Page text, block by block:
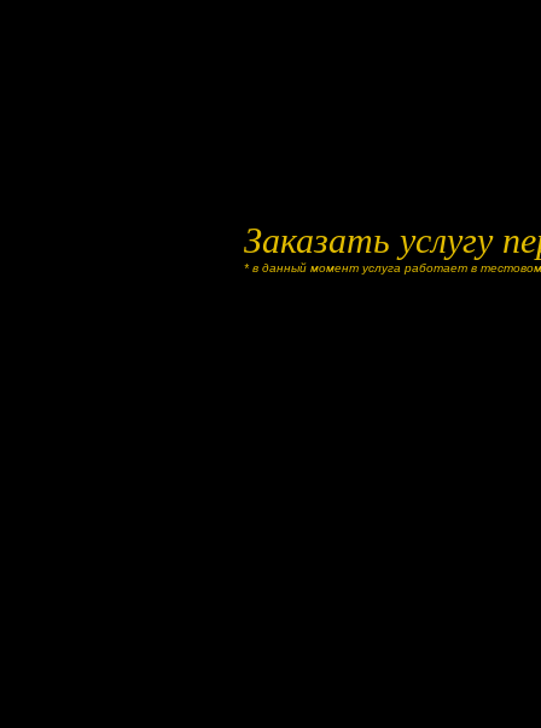
Заказать услугу
* в данный момент услуга работает в